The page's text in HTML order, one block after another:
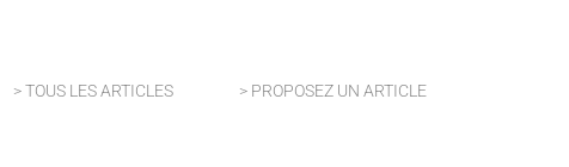
> TOUS LES ARTICLES > PROPOSEZ UN ARTICLE